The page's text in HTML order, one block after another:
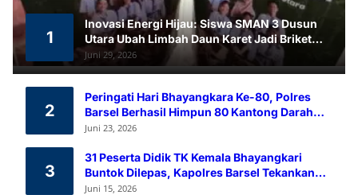
1
Inovasi Energi Hijau: Siswa SMAN 3 Dusun
Utara Ubah Limbah Daun Karet Jadi Briket
Ramah Lingkungan
Juni 29, 2026
2
Peringati Hari Bhayangkara Ke-80, Polres
Barsel Berhasil Himpun 80 Kantong Darah
Melalui Aksi Donor Darah
Juni 23, 2026
3
31 Peserta Didik TK Kemala Bhayangkari
Buntok Dilepas, Kapolres Barsel Tekankan
Pendidikan Karakter
Juni 15, 2026